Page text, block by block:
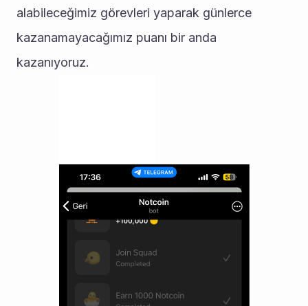
alabileceğimiz görevleri yaparak günlerce
kazanamayacağımız puanı bir anda
kazanıyoruz.